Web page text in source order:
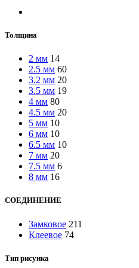
Толщина
2 мм 14
2.5 мм 60
3.2 мм 20
3.5 мм 19
4 мм 80
4.5 мм 20
5 мм 10
6 мм 10
6.5 мм 10
7 мм 20
7.5 мм 6
8 мм 16
СОЕДИНЕНИЕ
Замковое 211
Клеевое 74
Тип рисунка